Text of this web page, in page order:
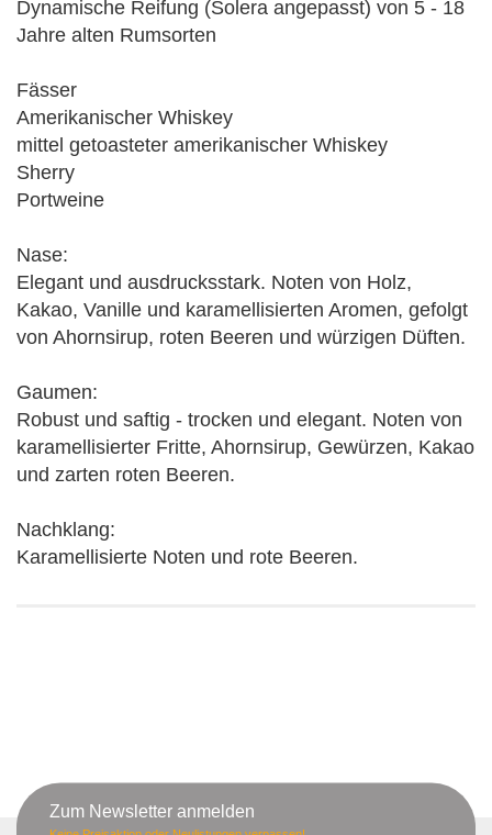
Dynamische Reifung (Solera angepasst) von 5 - 18
Jahre alten Rumsorten
Fässer
Amerikanischer Whiskey
mittel getoasteter amerikanischer Whiskey
Sherry
Portweine
Nase:
Elegant und ausdrucksstark. Noten von Holz,
Kakao, Vanille und karamellisierten Aromen, gefolgt
von Ahornsirup, roten Beeren und würzigen Düften.
Gaumen:
Robust und saftig - trocken und elegant. Noten von
karamellisierter Fritte, Ahornsirup, Gewürzen, Kakao
und zarten roten Beeren.
Nachklang:
Karamellisierte Noten und rote Beeren.
Zum Newsletter anmelden